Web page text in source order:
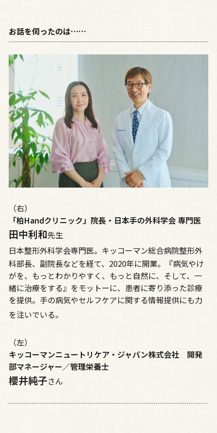
お話を伺ったのは……
（右）
「柏Handクリニック」院長・日本手の外科学会 専門医
田中利和先生
日本整形外科学会専門医。キッコーマン総合病院整形外
科部長、副院長などを経て、2020年に開業。『病気やけ
がを、もっとわかりやすく、もっと自然に、そして、一
緒に治療をする』をモットーに、患者に寄り添った診療
を提供。手の病気やセルフケアに関する情報提供にも力
を注いでいる。
（左）
キッコーマンニュートリケア・ジャパン株式会社 開発
部マネージャー／管理栄養士
櫻井純子さん